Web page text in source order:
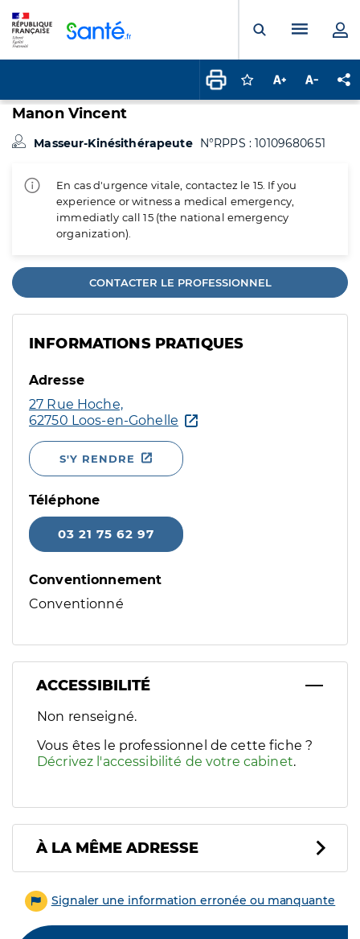
Ouvrir laMenu
Connectez-vous
Augmenter la
Manon Vincent
Masseur-Kinésithérapeute N°RPPS : 10109680651
En cas d'urgence vitale, contactez le 15. If you
experience or witness a medical emergency,
immediatly call 15 (the national emergency
organization).
CONTACTER LE PROFESSIONNEL
INFORMATIONS PRATIQUES
Adresse
27 Rue Hoche,
62750 Loos-en-Gohelle
S'Y RENDRE
Téléphone
03 21 75 62 97
Conventionnement
Conventionné
ACCESSIBILITÉ
Filtres
Sélectionnez un ou plusieurs handicaps/besoins
Non renseigné.
Vous êtes le professionnel de cette fiche ?
Décrivez l'accessibilité de votre cabinet.
À LA MÊME ADRESSE
Signaler une information erronée ou manquante